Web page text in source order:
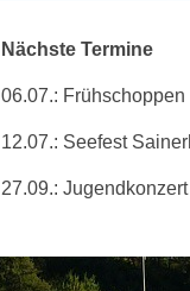
Nächste Termine
06.07.:
12.07.: Seefest
27.09.: